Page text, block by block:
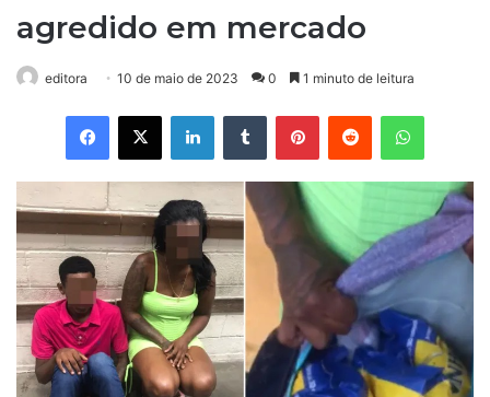
agredido em mercado
editora 10 de maio de 2023 0 1 minuto de leitura